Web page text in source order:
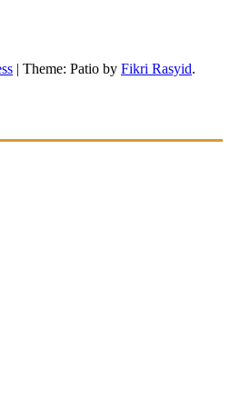
| Theme: Patio by Fikri Rasyid.